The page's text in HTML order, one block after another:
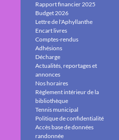
Rapport financier 2025
Budget 2026
Lettre de l'Aphyllanthe
Encart livres
Comptes-rendus
Adhésions
Décharge
Actualités, reportages et
annonces
Nos horaires
Règlement intérieur de la
bibliothèque
Tennis municipal
Politique de confidentialité
Accès base de données
randonnée